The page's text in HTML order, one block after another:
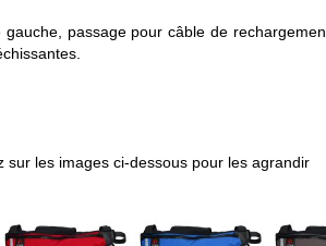
passage pour câble de
sur les images ci-dessous pour les agrandir